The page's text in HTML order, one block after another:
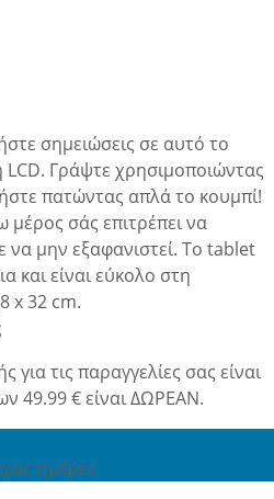
σημειώσεις σε αυτό το
Γράψτε χρησιμοποιώντας
πατώντας απλά το κουμπί!
μέρος σάς επιτρέπει να
να μην εξαφανιστεί. Το tablet
και είναι εύκολο στη
x 32 cm.
τις παραγγελίες σας είναι
49.99 € είναι ΔΩΡΕΑΝ.
ημέρες